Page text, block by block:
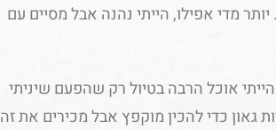
מדי אפילו, הייתי נהנה אבל מסיים עם
אוכל הרבה בטיול רק שהפעם שיניתי
גאון כדי להכין מוקפץ אבל מכירים את זה